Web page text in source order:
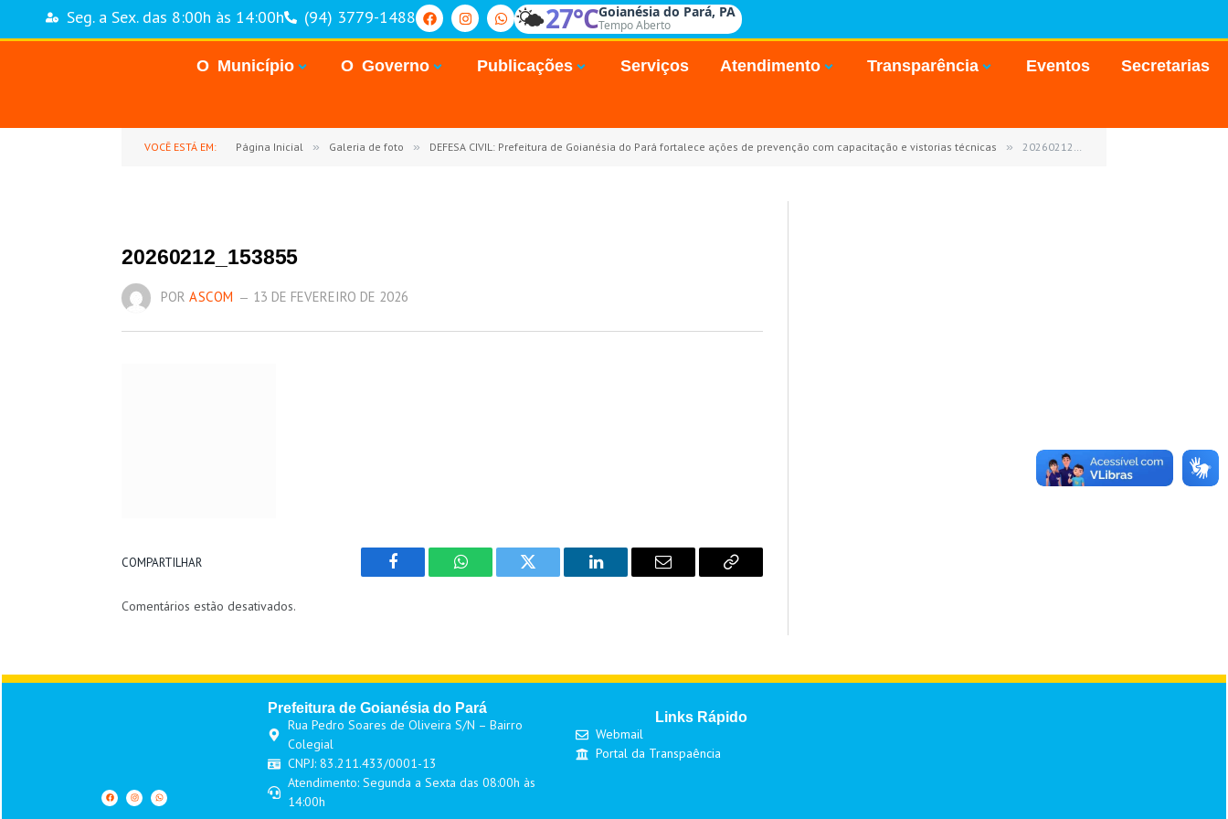
Seg. a Sex. das 8:00h às 14:00h (94) 3779-1488 🌤️27°CGoianésia do Pará, PA
Tempo Aberto
O Município O Governo Publicações Serviços Atendimento Transparência Eventos Secretarias
VOCÊ ESTÁ EM: Página Inicial » Galeria de foto » DEFESA CIVIL: Prefeitura de Goianésia do Pará fortalece ações de prevenção com capacitação e vistorias técnicas » 20260212_153855
20260212_153855
POR ASCOM 13 DE FEVEREIRO DE 2026
COMPARTILHAR
Facebook WhatsAppTwitter LinkedIn Email
Copy
Comentários estão desativados.
Prefeitura de Goianésia do Pará
Rua Pedro Soares de Oliveira S/N – Bairro
Colegial
CNPJ: 83.211.433/0001-13
Atendimento: Segunda a Sexta das 08:00h às
14:00h
Links Rápido
Webmail
Portal da Transpaência